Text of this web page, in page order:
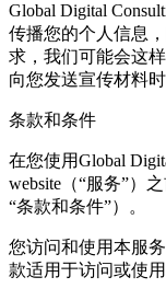
Global Digital
传播您的个人信息
求，我们可能会这
向您发送宣传材料
条款和条件
在您使用Global
website（“服务”）
“条款和条件”）。
您访问和使用本服
款适用于访问或使